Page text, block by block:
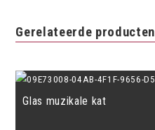
Gerelateerde producten
Glas muzikale kat